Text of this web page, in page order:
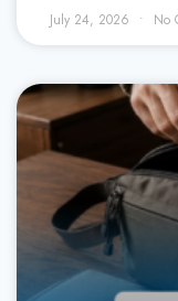
July 24, 2026 No